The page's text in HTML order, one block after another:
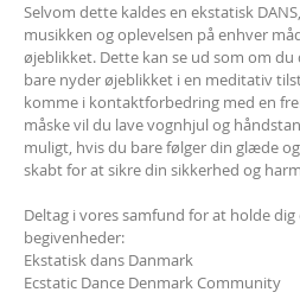
Selvom dette kaldes en ekstatisk
musikken og oplevelsen på enhver
øjeblikket. Dette kan se ud som om du
bare nyder øjeblikket i en meditativ
komme i kontaktforbedring med en
måske vil du lave vognhjul og
muligt, hvis du bare følger din glæde
skabt for at sikre din sikkerhed og
Deltag i vores samfund for at holde
begivenheder:
Ekstatisk dans Danmark
Ecstatic Dance Denmark Community